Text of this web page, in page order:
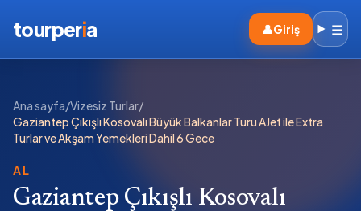
tourperia 👤Giriş ☰
Ana sayfa/Vizesiz Turlar/
Gaziantep Çıkışlı Kosovalı Büyük Balkanlar Turu AJet ile Extra
Turlar ve Akşam Yemekleri Dahil 6 Gece
AL
Gaziantep Çıkışlı Kosovalı